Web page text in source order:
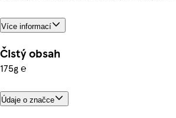
Více informací
Čistý obsah
175g ℮
Údaje o značce